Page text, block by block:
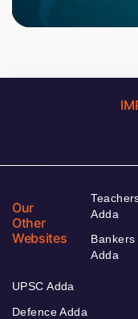
Our
Other
Websites
Adda
Bankers
Adda
UPSC Adda
Defence Adda